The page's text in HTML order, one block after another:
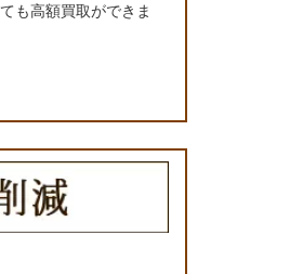
も高額買取ができま